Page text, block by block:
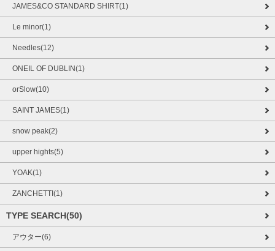
JAMES&CO STANDARD SHIRT(1)
Le minor(1)
Needles(12)
ONEIL OF DUBLIN(1)
orSlow(10)
SAINT JAMES(1)
snow peak(2)
upper hights(5)
YOAK(1)
ZANCHETTI(1)
TYPE SEARCH(50)
アウター(6)